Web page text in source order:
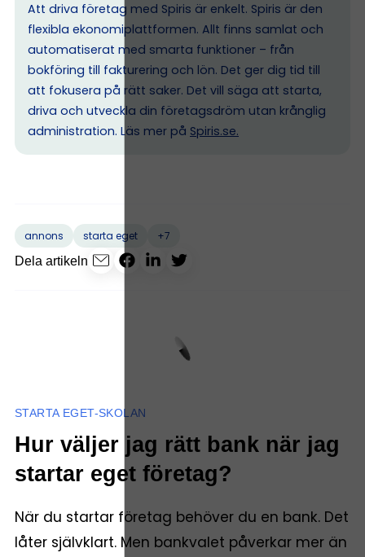
Att driva företag med Spiris är enkelt. Spiris är den
flexibla ekonomiplattformen. Allt finns samlat och
automatiserat med smarta funktioner – från
bokföring till fakturering och lön. Det ger dig tid till
att fokusera på rätt saker. Det vill säga att starta,
driva och utveckla din företagsdröm utan krånglig
administration. Läs mer på Spiris.se.
annons starta eget
+7
Dela artikeln
STARTA EGET-SKOLAN
Hur väljer jag rätt bank när jag
startar eget företag?
När du startar företag behöver du en bank. Det
låter självklart. Men bankvalet påverkar mer än